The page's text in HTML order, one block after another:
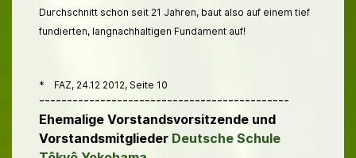
Durchschnitt schon seit 21 Jahren, baut also auf einem tief
fundierten, langnachhaltigen Fundament auf!
* FAZ, 24.12 2012, Seite 10
---------------------------------------------
Ehemalige Vorstandsvorsitzende und
Vorstandsmitglieder Deutsche Schule